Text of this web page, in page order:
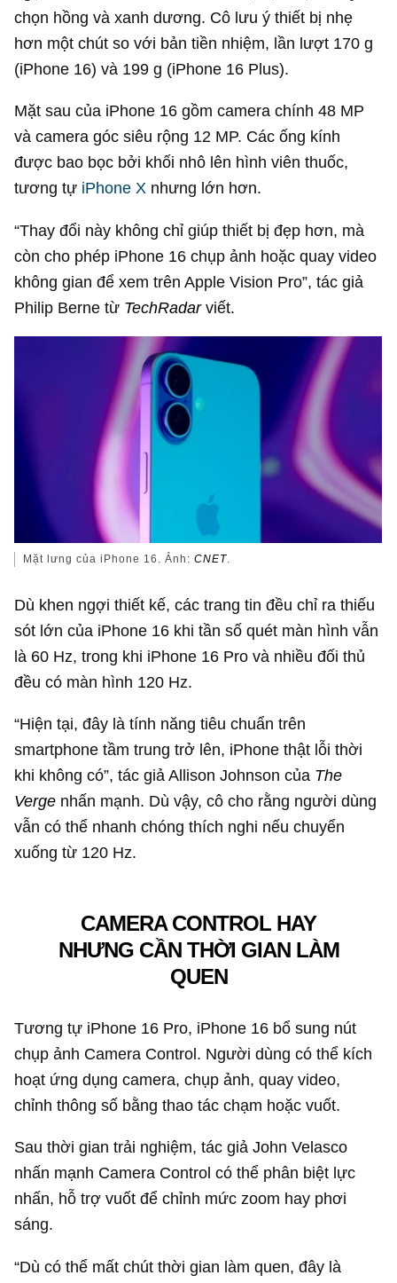
chọn hồng và xanh dương. Cô lưu ý thiết bị nhẹ
hơn một chút so với bản tiền nhiệm, lần lượt 170 g
(iPhone 16) và 199 g (iPhone 16 Plus).
Mặt sau của iPhone 16 gồm camera chính 48 MP
và camera góc siêu rộng 12 MP. Các ống kính
được bao bọc bởi khối nhô lên hình viên thuốc,
tương tự iPhone X nhưng lớn hơn.
“Thay đổi này không chỉ giúp thiết bị đẹp hơn, mà
còn cho phép iPhone 16 chụp ảnh hoặc quay video
không gian để xem trên Apple Vision Pro”, tác giả
Philip Berne từ TechRadarviết.
Mặt lưng của iPhone 16. Ảnh:CNET.
Dù khen ngợi thiết kế, các trang tin đều chỉ ra thiếu
sót lớn của iPhone 16 khi tần số quét màn hình vẫn
là 60 Hz, trong khi iPhone 16 Pro và nhiều đối thủ
đều có màn hình 120 Hz.
“Hiện tại, đây là tính năng tiêu chuẩn trên
smartphone tầm trung trở lên, iPhone thật lỗi thời
khi không có”, tác giả Allison Johnson của The
Verge nhấn mạnh. Dù vậy, cô cho rằng người dùng
vẫn có thể nhanh chóng thích nghi nếu chuyển
xuống từ 120 Hz.
CAMERA CONTROL HAY
NHƯNG CẦN THỜI GIAN LÀM
QUEN
Tương tự iPhone 16 Pro, iPhone 16 bổ sung nút
chụp ảnh Camera Control. Người dùng có thể kích
hoạt ứng dụng camera, chụp ảnh, quay video,
chỉnh thông số bằng thao tác chạm hoặc vuốt.
Sau thời gian trải nghiệm, tác giả John Velasco
nhấn mạnh Camera Control có thể phân biệt lực
nhấn, hỗ trợ vuốt để chỉnh mức zoom hay phơi
sáng.
“Dù có thể mất chút thời gian làm quen, đây là